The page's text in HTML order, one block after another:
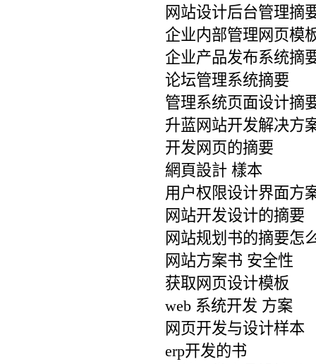
网站设计后台管理摘
企业内部管理网页模
企业产品发布系统摘
论坛管理系统摘要
管理系统页面设计摘
升蓝网站开发解决方
开发网页的摘要
網頁設計 樣本
用户权限设计界面方
网站开发设计的摘要
网站规划书的摘要怎
网站方案书 安全性
获取网页设计模板
web 系统开发 方案
网页开发与设计样本
erp开发的书